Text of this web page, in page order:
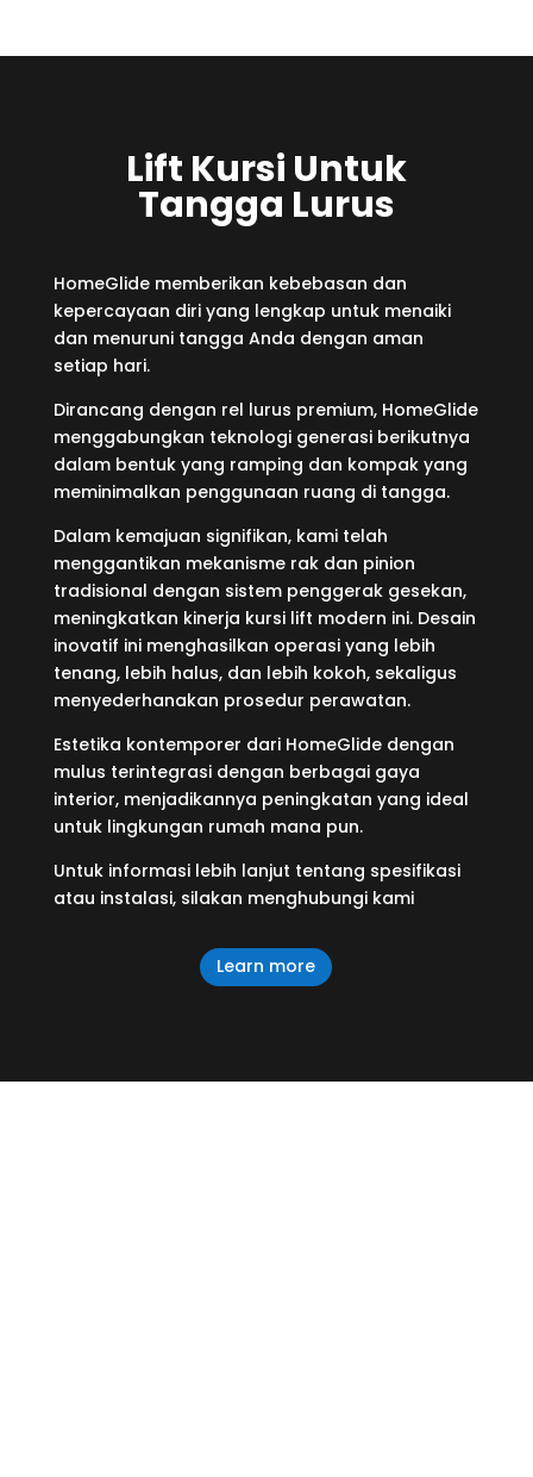
Lift Kursi Untuk
Tangga Lurus
HomeGlide memberikan kebebasan dan
kepercayaan diri yang lengkap untuk menaiki
dan menuruni tangga Anda dengan aman
setiap hari.
Dirancang dengan rel lurus premium, HomeGlide
menggabungkan teknologi generasi berikutnya
dalam bentuk yang ramping dan kompak yang
meminimalkan penggunaan ruang di tangga.
Dalam kemajuan signifikan, kami telah
menggantikan mekanisme rak dan pinion
tradisional dengan sistem penggerak gesekan,
meningkatkan kinerja kursi lift modern ini. Desain
inovatif ini menghasilkan operasi yang lebih
tenang, lebih halus, dan lebih kokoh, sekaligus
menyederhanakan prosedur perawatan.
Estetika kontemporer dari HomeGlide dengan
mulus terintegrasi dengan berbagai gaya
interior, menjadikannya peningkatan yang ideal
untuk lingkungan rumah mana pun.
Untuk informasi lebih lanjut tentang spesifikasi
atau instalasi, silakan menghubungi kami
Learn more